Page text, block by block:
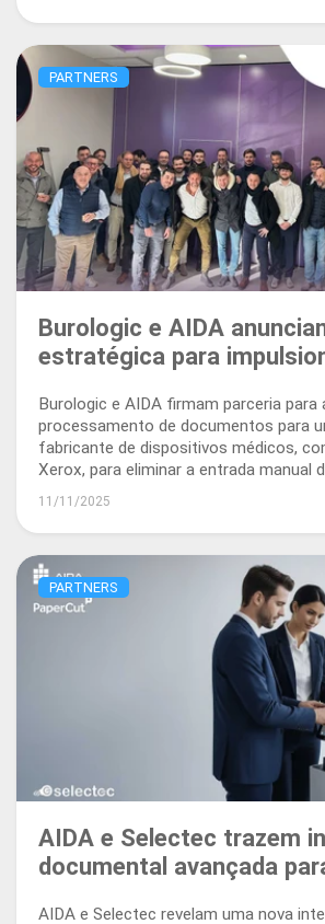
PARTNERS
Burologic e AIDA
estratégica para
Burologic e AIDA firmam parceria
processamento de documentos para
fabricante de dispositivos médicos,
Xerox, para eliminar a entrada manual
erros de faturação e acelerar o fluxo
de fluxos de trabalho baseados em IA.
11/11/2025
PARTNERS
AIDA e Selectec trazem
documental avançada
AIDA e Selectec revelam uma nova